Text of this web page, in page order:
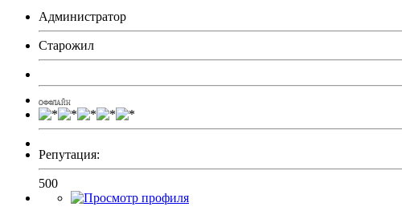
Администратор
Старожил
ОФФЛАЙН
Репутация:
500